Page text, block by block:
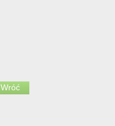
Wróć